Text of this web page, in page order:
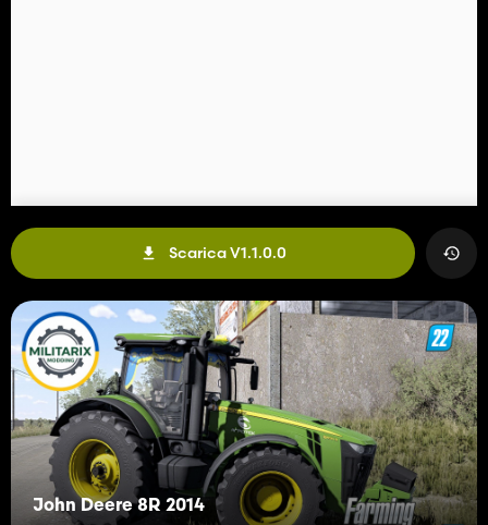
Scarica V1.1.0.0
John Deere 8R 2014